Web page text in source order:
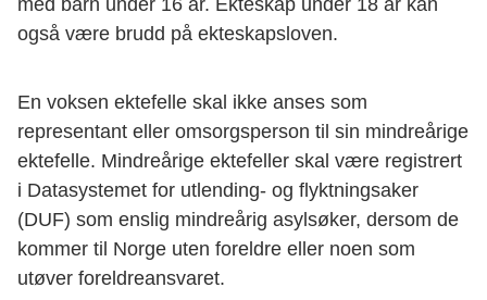
med barn under 16 år. Ekteskap under 18 år kan
også være brudd på ekteskapsloven.
En voksen ektefelle skal ikke anses som
representant eller omsorgsperson til sin mindreårige
ektefelle. Mindreårige ektefeller skal være registrert
i Datasystemet for utlending- og flyktningsaker
(DUF) som enslig mindreårig asylsøker, dersom de
kommer til Norge uten foreldre eller noen som
utøver foreldreansvaret.